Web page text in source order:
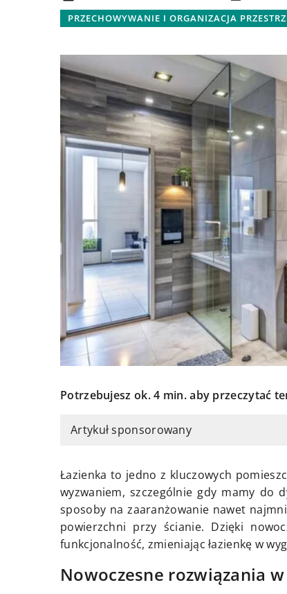
PRZECHOWYWANIE I ORGANIZACJA
Potrzebujesz ok. 4 min. aby przeczytać
Artykuł sponsorowany
Łazienka to jedno z kluczowych
wyzwaniem, szczególnie gdy mamy do
sposoby na zaaranżowanie nawet
powierzchni przy ścianie. Dzięki
funkcjonalność, zmieniając łazienkę w
Nowoczesne rozwiązania
Dowiedz się,
do oświetlenia
uwagę przed
jak oświetlenie
komfort